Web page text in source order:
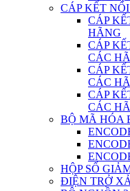
CÁP KẾT
CÁP
HÃNG
CÁP
CÁC
CÁP
CÁC
CÁP
CÁC
BỘ MÃ HÓA
HỘP SỐ
ĐIỆN TRỞ